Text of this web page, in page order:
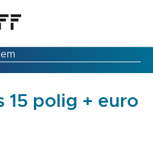
Ga
inhoud
15 polig + euro